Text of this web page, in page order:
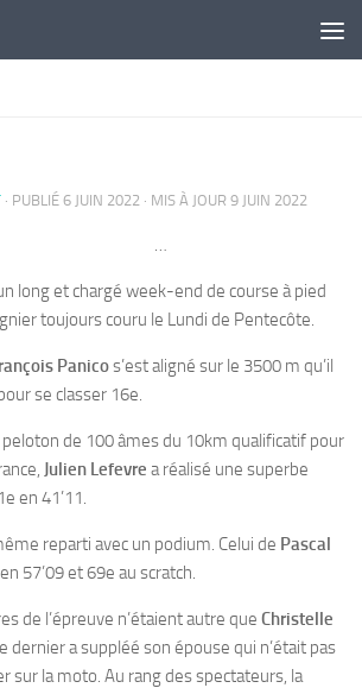
· PUBLIÉ 6 JUIN 2022 · MIS À JOUR 9 JUIN 2022
…
long et chargé week-end de course à pied
toujours couru le Lundi de Pentecôte.
Panicos’est aligné sur le 3500 m qu’il
se classer 16e.
de 100 âmes du 10km qualificatif pour
Julien Lefevre a réalisé une superbe
en 41’11.
reparti avec un podium. Celui de Pascal
57’09 et 69e au scratch.
de l’épreuve n’étaient autre que Christelle
dernier a suppléé son épouse qui n’était pas
sur la moto. Au rang des spectateurs, la